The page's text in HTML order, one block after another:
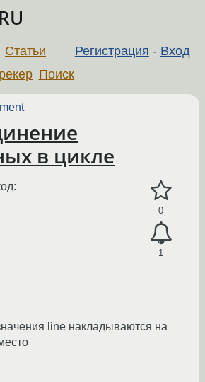
Регистрация - Вход
Статьи
Поиск
в цикле
0
1
line накладываются на